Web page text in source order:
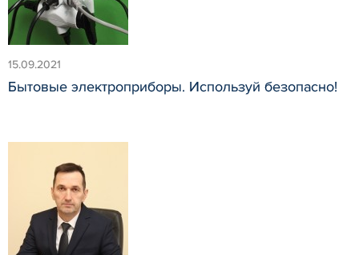
15.09.2021
Бытовые электроприборы. Используй безопасно!